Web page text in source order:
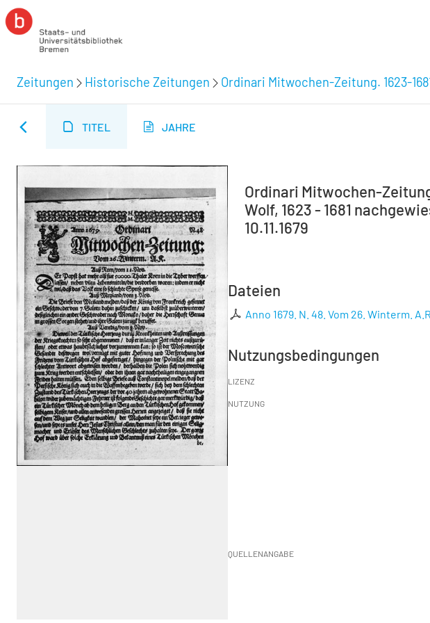
Zeitungen Historische Zeitungen Ordinari Mitwochen-Zeitung. 1623-
TITEL JAHRE
Ordinari Mitwochen-
Wolf, 1623 - 1681
10.11.1679
Dateien
Anno 1679. N. 48. Vom 26. Winterm. A.R.
Nutzungsbedingungen
LIZENZ
NUTZUNG
QUELLENANGABE